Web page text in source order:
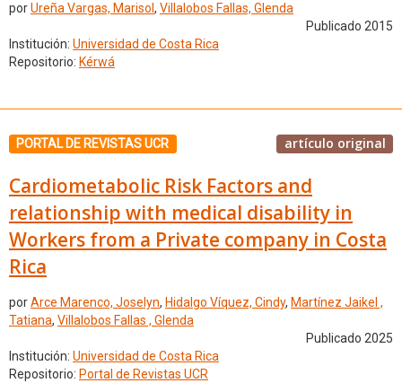
porUreña Vargas, Marisol , Villalobos Fallas, Glenda
Publicado 2015
Institución: Universidad de Costa Rica
Repositorio: Kérwá
PORTAL DE REVISTAS UCR artículo original
Cardiometabolic Risk Factors and
relationship with medical disability in
Workers from a Private company in Costa
Rica
porArce Marenco, Joselyn, Hidalgo Víquez, Cindy, Martínez Jaikel ,
Tatiana, Villalobos Fallas , Glenda
Publicado 2025
Institución: Universidad de Costa Rica
Repositorio: Portal de Revistas UCR